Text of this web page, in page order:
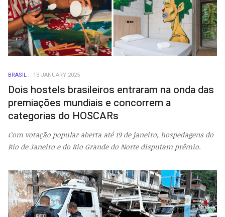
BRASIL 13 JANUARY 2025
Dois hostels brasileiros entraram na onda das
premiações mundiais e concorrem a
categorias do HOSCARs
Com votação popular aberta até 19 de janeiro, hospedagens do
Rio de Janeiro e do Rio Grande do Norte disputam prêmio.